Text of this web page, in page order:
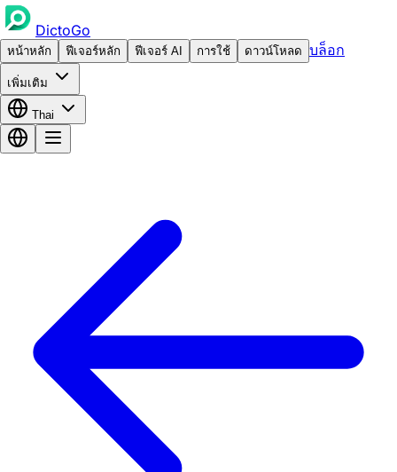
DictoGo
หน้าหลัก ฟีเจอร์หลัก ฟีเจอร์ AI การใช้ ดาวน์โหลด บล็อก
เพิ่มเติม
Thai